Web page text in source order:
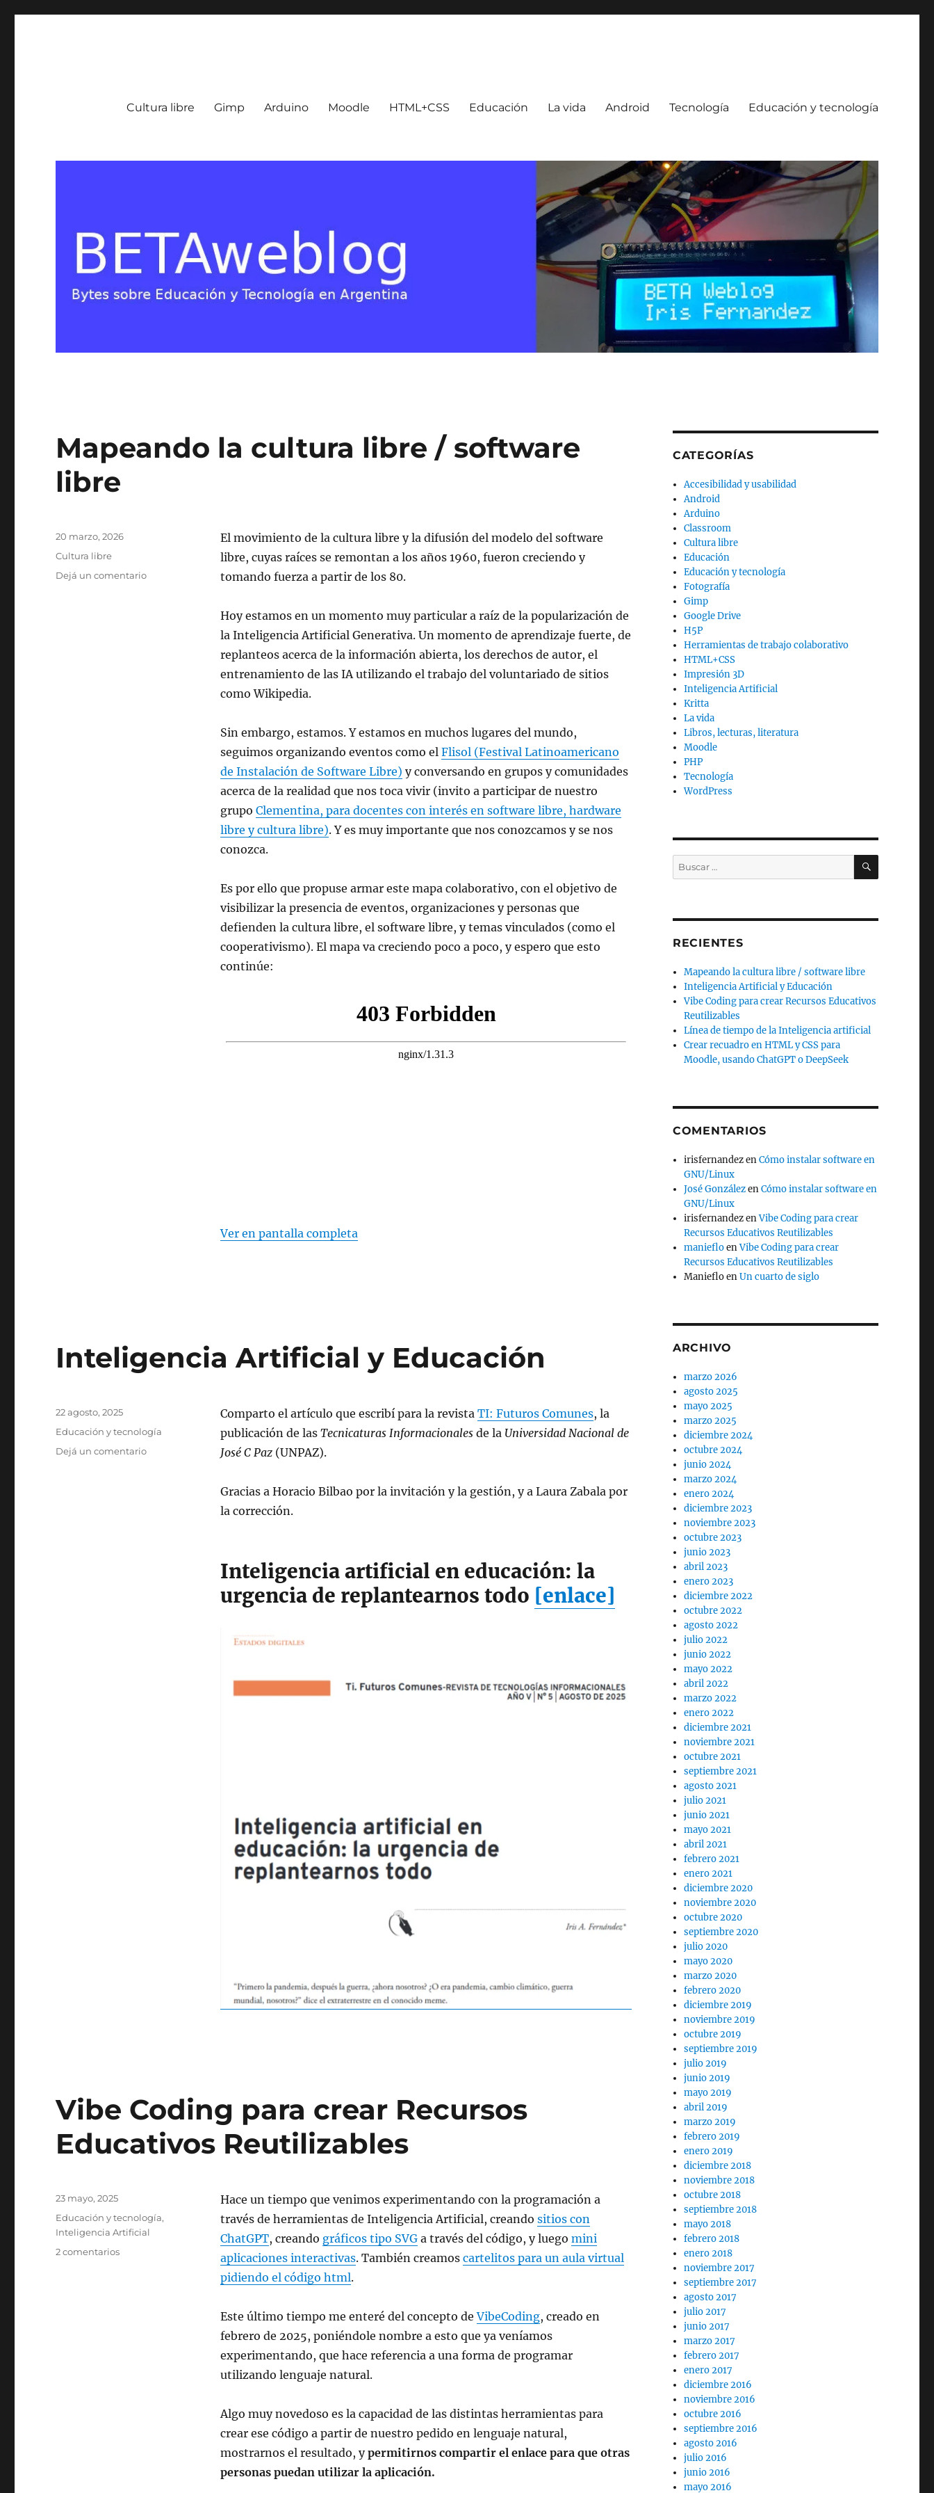
Cultura libre Gimp Arduino Moodle HTML+CSS Educación La vida Android Tecnología Educación y tecnología
Mapeando la cultura libre / software
libre
El movimiento de la cultura libre y la difusión del modelo del software
libre, cuyas raíces se remontan a los años 1960, fueron creciendo y
tomando fuerza a partir de los 80.
Hoy estamos en un momento muy particular a raíz de la popularización de
la Inteligencia Artificial Generativa. Un momento de aprendizaje fuerte, de
replanteos acerca de la información abierta, los derechos de autor, el
entrenamiento de las IA utilizando el trabajo del voluntariado de sitios
como Wikipedia.
Sin embargo, estamos. Y estamos en muchos lugares del mundo,
seguimos organizando eventos como el Flisol (Festival Latinoamericano
de Instalación de Software Libre) y conversando en grupos y comunidades
acerca de la realidad que nos toca vivir (invito a participar de nuestro
grupo Clementina, para docentes con interés en software libre, hardware
libre y cultura libre). Y es muy importante que nos conozcamos y se nos
conozca.
Es por ello que propuse armar este mapa colaborativo, con el objetivo de
visibilizar la presencia de eventos, organizaciones y personas que
defienden la cultura libre, el software libre, y temas vinculados (como el
cooperativismo). El mapa va creciendo poco a poco, y espero que esto
continúe:
Ver en pantalla completa
Publicado
20 marzo, 2026
Categorías
Cultura libre
Dejá un comentarioen
Inteligencia Artificial y Educación
Comparto el artículo que escribí para la revista TI: Futuros Comunes, la
publicación de las Tecnicaturas Informacionalesde la Universidad Nacional de
José C Paz(UNPAZ).
Gracias a Horacio Bilbao por la invitación y la gestión, y a Laura Zabala por
la corrección.
Inteligencia artificial en educación: la
urgencia de replantearnos todo [enlace]
Publicado
22 agosto, 2025
Categorías
Educación y tecnología
Dejá un comentarioen
Vibe Coding para crear Recursos
Educativos Reutilizables
Hace un tiempo que venimos experimentando con la programación a
través de herramientas de Inteligencia Artificial, creando sitios con
ChatGPT, creando gráficos tipo SVGa través del código, y luego mini
aplicaciones interactivas. También creamos cartelitos para un aula virtual
pidiendo el código html.
Este último tiempo me enteré del concepto deVibeCoding, creado en
febrero de 2025, poniéndole nombre a esto que ya veníamos
experimentando, que hace referencia a una forma de programar
utilizando lenguaje natural.
Algo muy novedoso es la capacidad de las distintas herramientas para
crear ese código a partir de nuestro pedido en lenguaje natural,
mostrarnos el resultado, ypermitirnos compartir el enlace para que otras
personas puedan utilizar la aplicación.
Publicado
23 mayo, 2025
Categorías
Educación y tecnología,
Inteligencia Artificial
2 comentariosen
CATEGORÍAS
Accesibilidad y usabilidad
Android
Arduino
Classroom
Cultura libre
Educación
Educación y tecnología
Fotografía
Gimp
Google Drive
H5P
Herramientas de trabajo colaborativo
HTML+CSS
Impresión 3D
Inteligencia Artificial
Kritta
La vida
Libros, lecturas, literatura
Moodle
PHP
Tecnología
WordPress
Buscar
por:
BUSCAR
RECIENTES
Mapeando la cultura libre / software libre
Inteligencia Artificial y Educación
Vibe Coding para crear Recursos Educativos
Reutilizables
Línea de tiempo de la Inteligencia artificial
Crear recuadro en HTML y CSS para
Moodle, usando ChatGPT o DeepSeek
COMENTARIOS
irisfernandezenCómo instalar software en
GNU/Linux
José GonzálezenCómo instalar software en
GNU/Linux
irisfernandezenVibe Coding para crear
Recursos Educativos Reutilizables
maniefloenVibe Coding para crear
Recursos Educativos Reutilizables
ManiefloenUn cuarto de siglo
ARCHIVO
marzo 2026
agosto 2025
mayo 2025
marzo 2025
diciembre 2024
octubre 2024
junio 2024
marzo 2024
enero 2024
diciembre 2023
noviembre 2023
octubre 2023
junio 2023
abril 2023
enero 2023
diciembre 2022
octubre 2022
agosto 2022
julio 2022
junio 2022
mayo 2022
abril 2022
marzo 2022
enero 2022
diciembre 2021
noviembre 2021
octubre 2021
septiembre 2021
agosto 2021
julio 2021
junio 2021
mayo 2021
abril 2021
febrero 2021
enero 2021
diciembre 2020
noviembre 2020
octubre 2020
septiembre 2020
julio 2020
mayo 2020
marzo 2020
febrero 2020
diciembre 2019
noviembre 2019
octubre 2019
septiembre 2019
julio 2019
junio 2019
mayo 2019
abril 2019
marzo 2019
febrero 2019
enero 2019
diciembre 2018
noviembre 2018
octubre 2018
septiembre 2018
mayo 2018
febrero 2018
enero 2018
noviembre 2017
septiembre 2017
agosto 2017
julio 2017
junio 2017
marzo 2017
febrero 2017
enero 2017
diciembre 2016
noviembre 2016
octubre 2016
septiembre 2016
agosto 2016
julio 2016
junio 2016
mayo 2016